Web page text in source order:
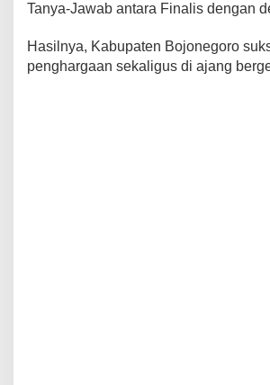
Tanya-Jawab antara Finalis dengan
Hasilnya, Kabupaten Bojonegoro
penghargaan sekaligus di ajang